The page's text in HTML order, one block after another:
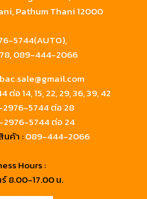
Pathum Thani 12000
5744(AUTO),
089-444-2066
ต่อ 14, 15, 22, 29, 36, 39, 42
5744 ต่อ 28
5744 ต่อ 24
ค้า :089-444-2066
Hours :
8.00-17.00 น.